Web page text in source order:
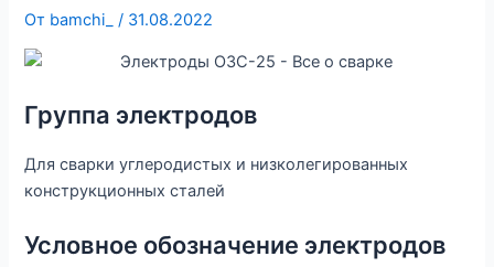
От bamchi_/ 31.08.2022
Группа электродов
Для сварки углеродистых и низколегированных
конструкционных сталей
Условное обозначение электродов